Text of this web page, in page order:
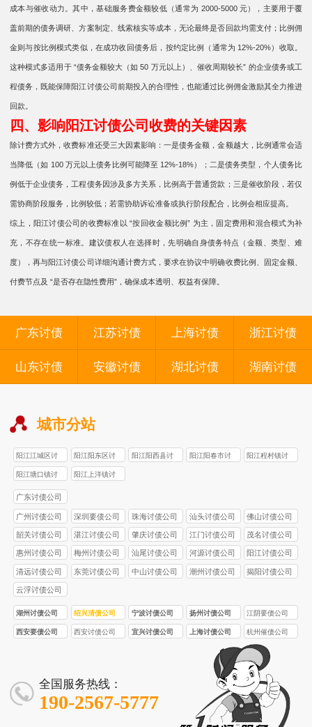
成本与催收动力。其中，基础服务费金额较低（通常为 2000-5000 元），主要用于覆
盖前期的债务调研、方案制定、线索核实等成本，无论最终是否回款均需支付；比例佣
金则与按比例模式类似，在成功收回债务后，按约定比例（通常为 12%-20%）收取。
这种模式多适用于 “债务金额较大（如 50 万元以上）、催收周期较长” 的企业债务或工
程债务，既能保障阳江讨债公司前期投入的合理性，也能通过比例佣金激励其全力推进
回款。
四、影响阳江讨债公司收费的关键因素
除计费方式外，收费标准还受三大因素影响：一是债务金额，金额越大，比例通常会适
当降低（如 100 万元以上债务比例可能降至 12%-18%）；二是债务类型，个人债务比
例低于企业债务，工程债务因涉及多方关系，比例高于普通货款；三是催收阶段，若仅
需协商阶段服务，比例较低；若需协助诉讼准备或执行阶段配合，比例会相应提高。
综上，阳江讨债公司的收费标准以 “按回收金额比例” 为主，固定费用和混合模式为补
充，不存在统一标准。建议债权人在选择时，先明确自身债务特点（金额、类型、难
度），再与阳江讨债公司详细沟通计费方式，要求在协议中明确收费比例、固定金额、
付费节点及 “是否存在隐性费用”，确保成本透明、权益有保障。
广东讨债 江苏讨债 上海讨债 浙江讨债
山东讨债 安徽讨债 湖北讨债 湖南讨债
城市分站
阳江江城区讨
债公司
阳江阳东区讨
债公司
阳江阳西县讨
阳江阳春市讨
阳江程村镇讨
阳江塘口镇讨
债公司
阳江上洋镇讨
广东讨债公司
广州讨债公司 深圳要债公司 珠海讨债公司 汕头讨债公司 佛山讨债公司
韶关讨债公司 湛江讨债公司 肇庆讨债公司 江门讨债公司 茂名讨债公司
惠州讨债公司 梅州讨债公司 汕尾讨债公司 河源讨债公司 阳江讨债公司
清远讨债公司 东莞讨债公司 中山讨债公司 潮州讨债公司 揭阳讨债公司
云浮讨债公司
湖州讨债公司 绍兴清债公司 宁波讨债公司 扬州讨债公司 江阴要债公司
西安要债公司 西安讨债公司 宜兴讨债公司 上海讨债公司 杭州催债公司
全国服务热线：
190-2567-5777